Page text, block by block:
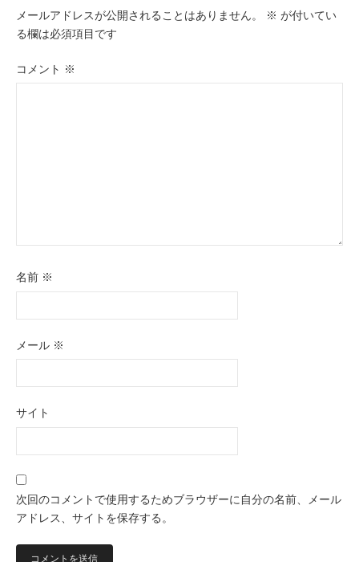
メールアドレスが公開されることはありません。 ※ が付いてい
る欄は必須項目です
コメント ※
名前 ※
メール ※
サイト
次回のコメントで使用するためブラウザーに自分の名前、メール
アドレス、サイトを保存する。